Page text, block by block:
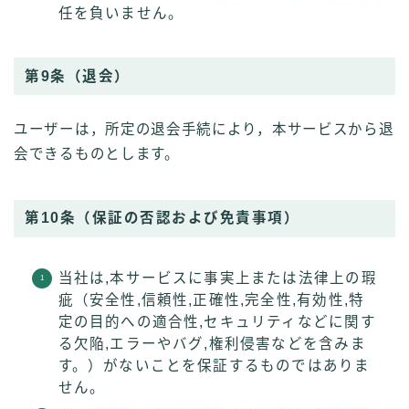
任を負いません。
第9条（退会）
ユーザーは，所定の退会手続により，本サービスから退
会できるものとします。
第10条（保証の否認および免責事項）
当社は,本サービスに事実上または法律上の瑕
疵（安全性,信頼性,正確性,完全性,有効性,特
定の目的への適合性,セキュリティなどに関す
る欠陥,エラーやバグ,権利侵害などを含みま
す。）がないことを保証するものではありま
せん。